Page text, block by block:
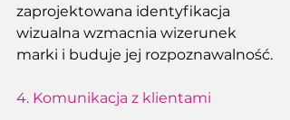
zaprojektowana identyfikacja
wizualna wzmacnia wizerunek
marki i buduje jej rozpoznawalność.
4. Komunikacja z klientami